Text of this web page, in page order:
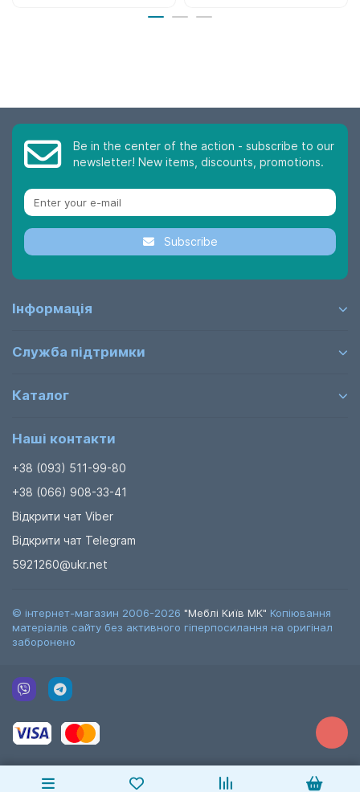
Be in the center of the action - subscribe to our
newsletter! New items, discounts, promotions.
Subscribe
Інформація
Служба підтримки
Каталог
Наші контакти
+38 (093) 511-99-80
+38 (066) 908-33-41
Відкрити чат Viber
Відкрити чат Telegram
5921260@ukr.net
© інтернет-магазин 2006-2026 "Меблі Київ МК" Копіювання
матеріалів сайту без активного гіперпосилання на оригінал
заборонено